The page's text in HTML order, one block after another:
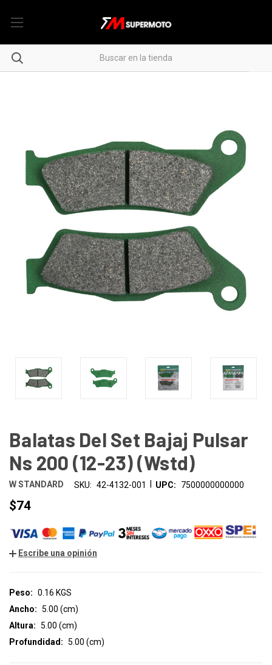
Balatas Del Set Bajaj Pulsar
Ns 200 (12-23) (Wstd)
W STANDARD SKU: 42-4132-001 UPC: 7500000000000
$74
Escribe una opinión
Peso: 0.16 KGS
Ancho: 5.00 (cm)
Altura: 5.00 (cm)
Profundidad: 5.00 (cm)